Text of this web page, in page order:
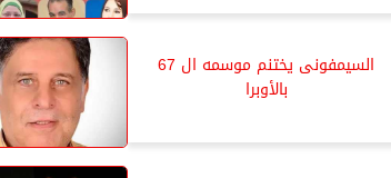
السيمفونى يختنم موسمه ال 67
بالأوبرا